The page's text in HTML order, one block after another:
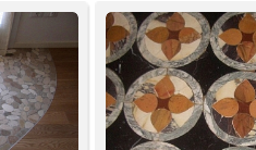
Pavimentazione in pietra siltite indiana,
di nostra diretta importazione, lavorata
a spacco ...
Pietrantica di Paolo Virano